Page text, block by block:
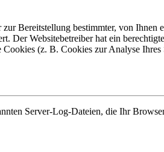
Bereitstellung bestimmter, von
Websitebetreiber hat ein
(z. B. Cookies zur Analyse
Server-Log-Dateien, die Ihr